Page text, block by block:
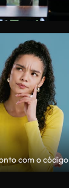
com o código